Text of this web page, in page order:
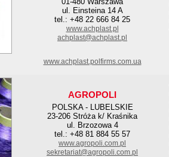
ul. Einsteina 14 A
tel.: +48 22 666 84 25
www.achplast.pl
achplast@achplast.pl
www.achplast.polfirms.com.ua
AGROPOLI
POLSKA - LUBELSKIE
23-206 Stróża k/ Kraśnika
ul. Brzozowa 4
tel.: +48 81 884 55 57
www.agropoli.com.pl
sekretariat@agropoli.com.pl